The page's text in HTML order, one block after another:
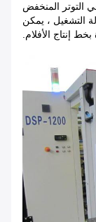
التوتر المنخفض
التشغيل ، يمكن
إنتاج الأفلام.